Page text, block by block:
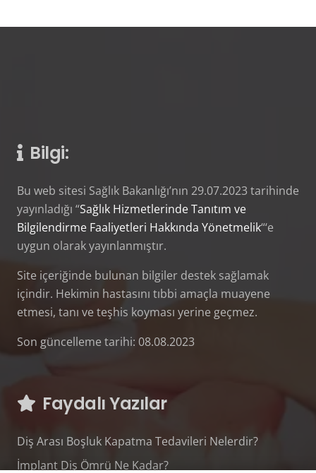
Bilgi:
Bu web sitesi Sağlık Bakanlığı’nın 29.07.2023 tarihinde
yayınladığı “Sağlık Hizmetlerinde Tanıtım ve
Bilgilendirme Faaliyetleri Hakkında Yönetmelik“‘e
uygun olarak yayınlanmıştır.
Site içeriğinde bulunan bilgiler destek sağlamak
içindir. Hekimin hastasını tıbbi amaçla muayene
etmesi, tanı ve teşhis koyması yerine geçmez.
Son güncelleme tarihi: 08.08.2023
Faydalı Yazılar
Diş Arası Boşluk Kapatma Tedavileri Nelerdir?
İmplant Diş Ömrü Ne Kadar?